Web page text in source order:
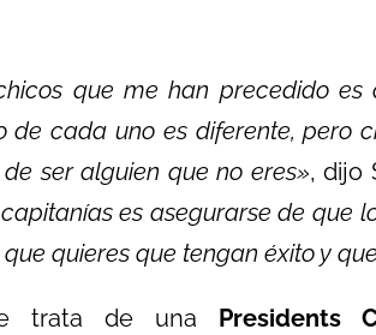
que me han precedido
de cada uno es diferente, pero
ser alguien que no eres», dijo
es asegurarse de que
quieres que tengan éxito y
trata de una Presidents